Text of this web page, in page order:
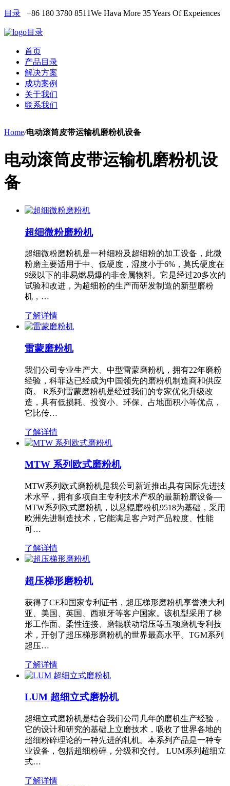
目录 +86 180 3780 8511We Hava More 35 Years Of Expeiences
目录
首页
产品目录
解决方案
成功案例
关于我们
联系我们
Home/电动滚筒皮带运输机磨粉机设备
电动滚筒皮带运输机磨粉机设
备
超细微粉磨粉机
超细微粉磨粉机是一种细粉及超细粉的加工设备，此微
粉磨主要适用于中、低硬度，湿度小于6%，莫氏硬度在
9级以下的非易燃易爆的非金属物料。它是经过20多次的
试验和改进，为超细粉的生产而研发制造的新型磨粉
机，…
了解详情
雷蒙磨粉机
我们公司专业生产大、中型雷蒙磨粉机，拥有22年磨粉
经验，科菲达已经成为中国领先的磨粉机制造商和供应
商。 R系列雷蒙磨粉机是经过我们的专家优化升级改
造，具有低损耗、投资小、环保、占地面积小等优点，
它比传…
了解详情
MTW 系列欧式磨粉机
MTW系列欧式磨粉机是我公司新近推出具有国际先进技
术水平，拥有多项自主专利技术产权的最新粉磨设备—
MTW系列欧式磨粉机，以悬辊磨粉机9518为基础，采用
欧洲先进制造技术，它能满足客户对产品粒度、性能
可…
了解详情
超压梯形磨粉机
获得了CE和国家专利证书，超压梯形磨粉机享誉澳大利
亚、美国、英国、西班牙等客户国家。该机型采用了梯
形工作面、柔性连接、磨辊联动增压等五项磨机专利技
术，开创了超压梯形磨粉机的世界最高水平。TGM系列
超压…
了解详情
LUM 超细立式磨粉机
超细立式磨粉机是结合我们公司几年的磨机生产经验，
它的设计和研究的基础上立磨技术，吸收了世界各地的
超细粉碎理论的一种先进的轧机。本系列产品是一种专
业设备，包括超细粉碎，分级和交付。 LUM系列超细立
式…
了解详情